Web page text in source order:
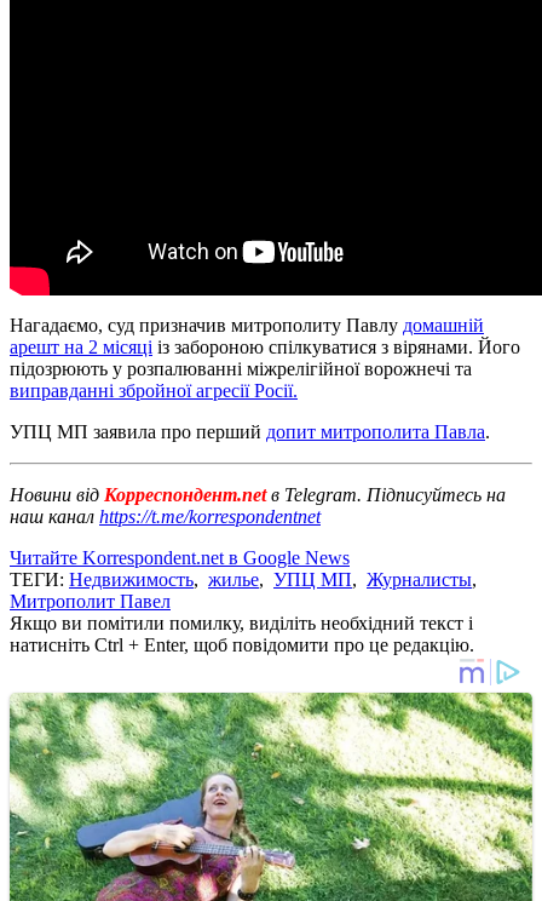
Нагадаємо, суд призначив митрополиту Павлу домашній
арешт на 2 місяці із забороною спілкуватися з вірянами. Його
підозрюють у розпалюванні міжрелігійної ворожнечі та
виправданні збройної агресії Росії.
УПЦ МП заявила про перший допит митрополита Павла.
Новини від Корреспондент.netв Telegram. Підписуйтесь на
наш канал https://t.me/korrespondentnet
Читайте Korrespondent.net в Google News
ТЕГИ: Недвижимость, жилье, УПЦ МП, Журналисты,
Митрополит Павел
Якщо ви помітили помилку, виділіть необхідний текст і
натисніть Ctrl + Enter, щоб повідомити про це редакцію.